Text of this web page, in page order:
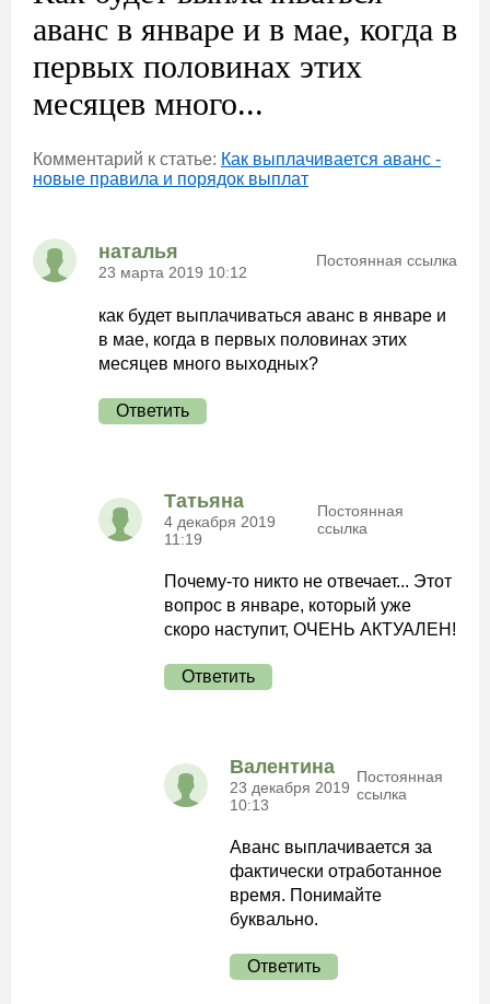
аванс в январе и в мае, когда в
первых половинах этих
месяцев много...
Комментарий к статье: Как выплачивается аванс -
новые правила и порядок выплат
наталья
23 марта 2019 10:12
Постоянная ссылка
как будет выплачиваться аванс в январе и
в мае, когда в первых половинах этих
месяцев много выходных?
Ответить
Татьяна
4 декабря 2019
11:19
Постоянная
ссылка
Почему-то никто не отвечает... Этот
вопрос в январе, который уже
скоро наступит, ОЧЕНЬ АКТУАЛЕН!
Ответить
Валентина
23 декабря 2019
10:13
Постоянная
ссылка
Аванс выплачивается за
фактически отработанное
время. Понимайте
буквально.
Ответить